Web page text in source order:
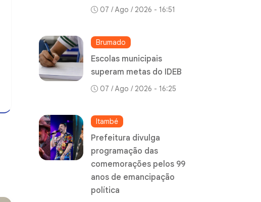
07 / Ago / 2026 - 16:51
Brumado
Escolas municipais
superam metas do IDEB
07 / Ago / 2026 - 16:25
Itambé
Prefeitura divulga
programação das
comemorações pelos 99
anos de emancipação
política